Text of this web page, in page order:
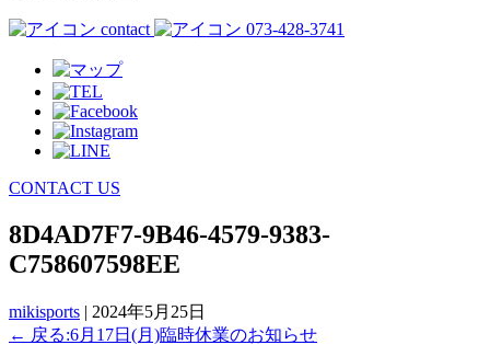
contact 073-428-3741
CONTACT US
8D4AD7F7-9B46-4579-9383-
C758607598EE
mikisports | 2024年5月25日
← 戻る:6月17日(月)臨時休業のお知らせ